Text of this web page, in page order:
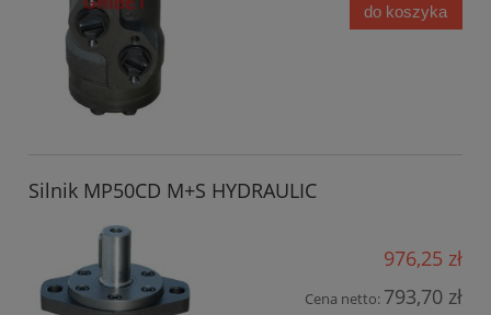
do koszyka
Silnik MP50CD M+S HYDRAULIC
976,25 zł
Cena netto: 793,70 zł